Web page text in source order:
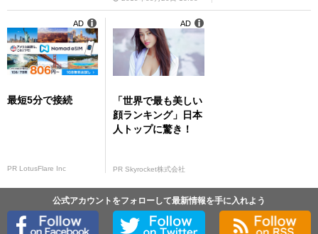
最短5分で接続
PR LotusFlare Inc
AD
「世界で最も美しい
顔ランキング」日本
人トップに驚き！
PR Skyrocket株式会社
AD
公式アカウントをフォローして最新情報を手に入れよう